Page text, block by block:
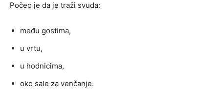
Počeo je da je traži svuda:
među gostima,
u vrtu,
u hodnicima,
oko sale za venčanje.